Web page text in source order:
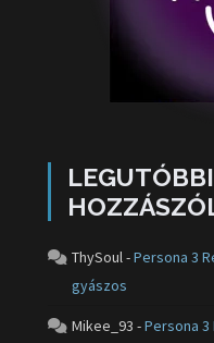
LEGUTÓBBI
ThySoul-Persona 3
gyászos
Mikee_93 -Persona 3